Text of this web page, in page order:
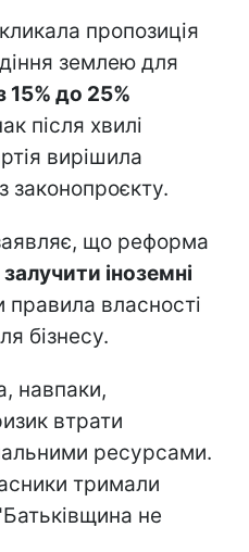
пропозиція
землею для
15% до 25%
після хвилі
вирішила
законопроєкту.
що реформа
залучити іноземні
правила власності
бізнесу.
навпаки,
втрати
ресурсами.
тримали
не